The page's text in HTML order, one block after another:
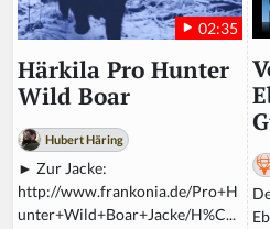
02:35
Härkila Pro Hunter
Wild Boar
Hubert Häring
► Zur Jacke:
http://www.frankonia.de/Pro+H
unter+Wild+Boar+Jacke/H%C...